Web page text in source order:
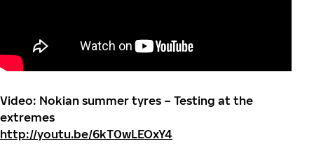
Video: Nokian summer tyres – Testing at the
extremes
http://youtu.be/6kT0wLEOxY4